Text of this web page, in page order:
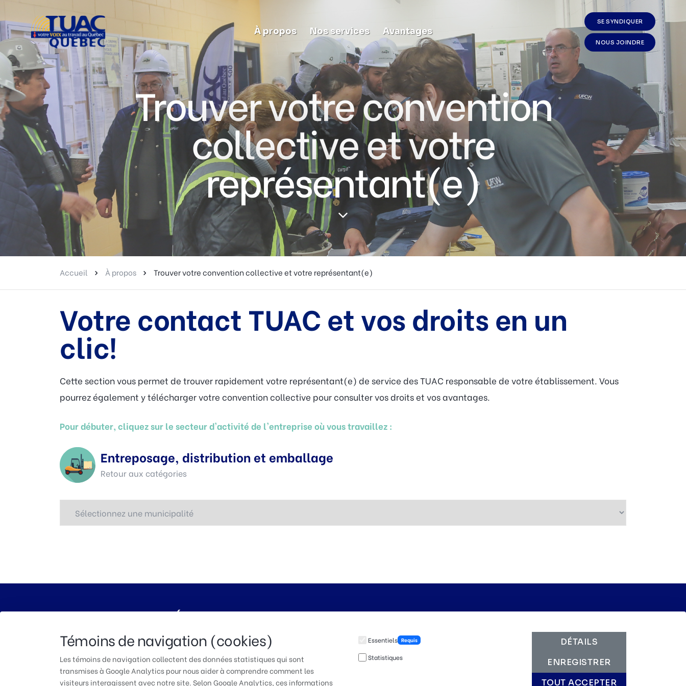
Témoins de navigation (cookies)
Les témoins de navigation collectent des données statistiques qui sont
transmises à Google Analytics pour nous aider à comprendre comment les
visiteurs interagissent avec notre site. Selon Google Analytics, ces informations
Essentiels Requis
Statistiques
DÉTAILS
ENREGISTRER
TOUT ACCEPTER
À propos Nos services Avantages
SE SYNDIQUER
NOUS JOINDRE
Trouver votre convention
collective et votre
représentant(e)
Accueil À propos Trouver votre convention collective et votre représentant(e)
Votre contact TUAC et vos droits en un
clic!
Cette section vous permet de trouver rapidement votre représentant(e) de service des TUAC responsable de votre établissement. Vous
pourrez également y télécharger votre convention collective pour consulter vos droits et vos avantages.
Pour débuter, cliquez sur le secteur d'activité de l'entreprise où vous travaillez :
Entreposage, distribution et emballage
Retour aux catégories